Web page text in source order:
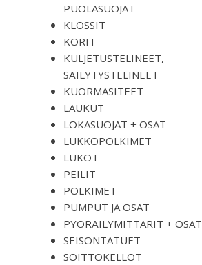
PUOLASUOJAT
KLOSSIT
KORIT
KULJETUSTELINEET,
SÄILYTYSTELINEET
KUORMASITEET
LAUKUT
LOKASUOJAT + OSAT
LUKKOPOLKIMET
LUKOT
PEILIT
POLKIMET
PUMPUT JA OSAT
PYÖRÄILYMITTARIT + OSAT
SEISONTATUET
SOITTOKELLOT